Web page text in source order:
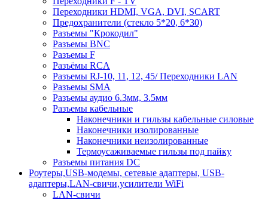
Переходники HDMI, VGA, DVI, SCART
Предохранители (стекло 5*20, 6*30)
Разъемы "Крокодил"
Разъемы BNC
Разъемы F
Разъёмы RCA
Разъемы RJ-10, 11, 12, 45/ Переходники LAN
Разъемы SMA
Разъемы аудио 6.3мм, 3.5мм
Разъемы кабельные
Наконечники и гильзы кабельные силовые
Наконечники изолированные
Наконечники неизолированные
Термоусаживаемые гильзы под пайку
Разъемы питания DC
Роутеры,USB-модемы, сетевые адаптеры, USB-
адаптеры,LAN-свичи,усилители WiFi
LAN-свичи